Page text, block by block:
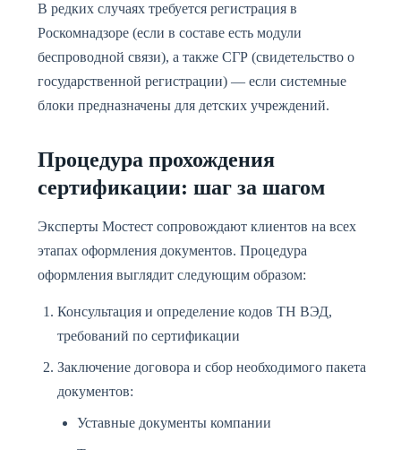
В редких случаях требуется регистрация в
Роскомнадзоре (если в составе есть модули
беспроводной связи), а также СГР (свидетельство о
государственной регистрации) — если системные
блоки предназначены для детских учреждений.
Процедура прохождения
сертификации: шаг за шагом
Эксперты Мостест сопровождают клиентов на всех
этапах оформления документов. Процедура
оформления выглядит следующим образом:
Консультация и определение кодов ТН ВЭД,
требований по сертификации
Заключение договора и сбор необходимого пакета
документов:
Уставные документы компании